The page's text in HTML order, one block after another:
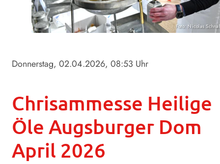
Foto: Nicolas
Donnerstag, 02.04.2026, 08:53 Uhr
Chrisammesse Heilige
Öle Augsburger Dom
April 2026